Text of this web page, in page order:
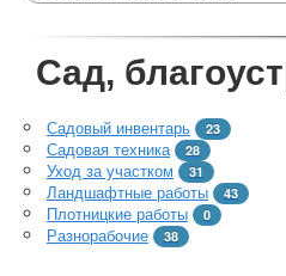
Сад,
Садовый инвентарь 23
Садовая техника 28
Уход за участком 31
Ландшафтные работы 43
Плотницкие работы 0
Разнорабочие 38